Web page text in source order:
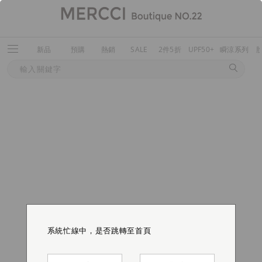
新品 預購 熱銷 SALE 2件5折 UPF50+ 瞬涼系列
系統忙線中，是否跳轉至首頁
系統忙線中，是否跳轉至首頁
系統忙線中，是否跳轉至首頁
系統忙線中，是否跳轉至首頁
系統忙線中，是否跳轉至首頁